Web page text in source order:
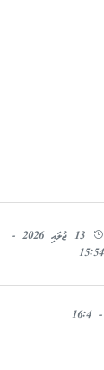
13 ޖުލައި 2026 -
15:54